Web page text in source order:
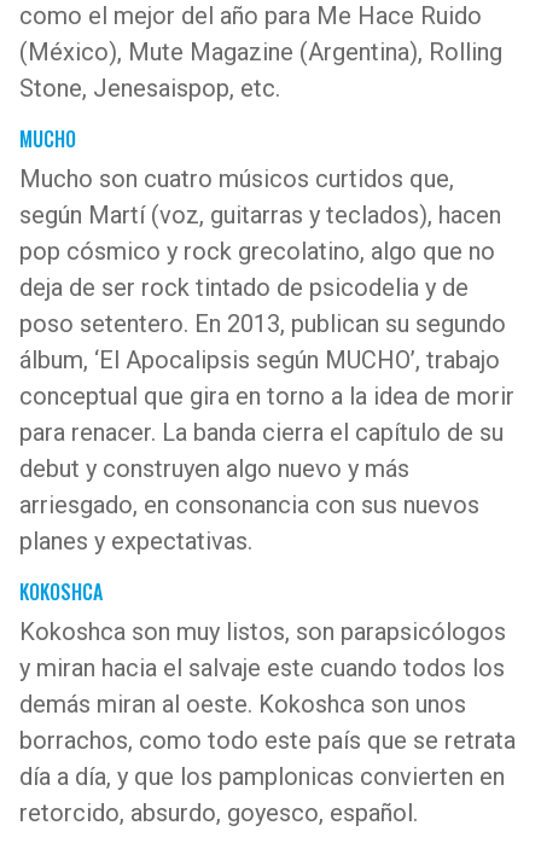
como el mejor del año para Me Hace Ruido
(México), Mute Magazine (Argentina), Rolling
Stone, Jenesaispop, etc.
MUCHO
Mucho son cuatro músicos curtidos que,
según Martí (voz, guitarras y teclados), hacen
pop cósmico y rock grecolatino, algo que no
deja de ser rock tintado de psicodelia y de
poso setentero. En 2013, publican su segundo
álbum, ‘El Apocalipsis según MUCHO’, trabajo
conceptual que gira en torno a la idea de morir
para renacer. La banda cierra el capítulo de su
debut y construyen algo nuevo y más
arriesgado, en consonancia con sus nuevos
planes y expectativas.
KOKOSHCA
Kokoshca son muy listos, son parapsicólogos
y miran hacia el salvaje este cuando todos los
demás miran al oeste. Kokoshca son unos
borrachos, como todo este país que se retrata
día a día, y que los pamplonicas convierten en
retorcido, absurdo, goyesco, español.